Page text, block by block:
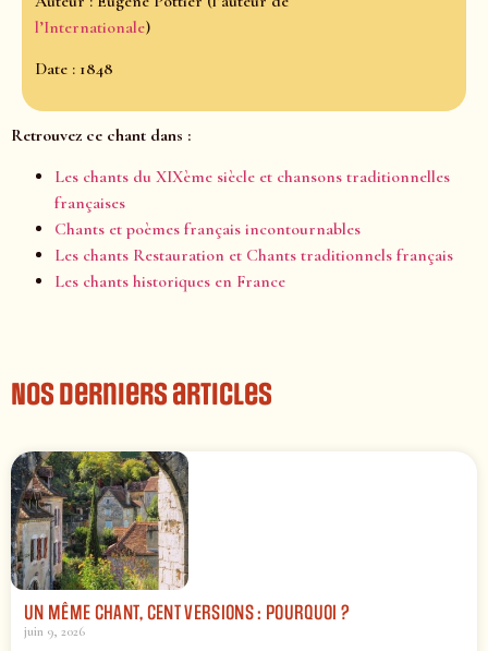
l’Internationale)
Date : 1848
Retrouvez ce chant dans :
Les chants du XIXème siècle et chansons traditionnelles
françaises
Chants et poèmes français incontournables
Les chants Restauration et Chants traditionnels français
Les chants historiques en France
Nos derniers articles
UN MÊME CHANT, CENT VERSIONS : POURQUOI ?
juin 9, 2026